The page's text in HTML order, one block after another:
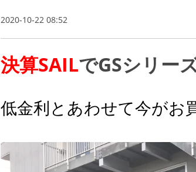
2020-10-22 08:52
決算SAILでGSシリー
低金利とあわせて今がお